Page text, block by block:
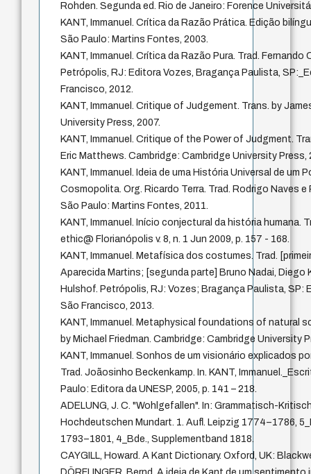
Rohden. Segunda ed. Rio de Janeiro: Forence
KANT, Immanuel. Crítica da Razão Prática. Edição
São Paulo: Martins Fontes, 2003.
KANT, Immanuel. Crítica da Razão Pura. Trad.
Petrópolis, RJ: Editora Vozes, Bragança Paulista,
Francisco, 2012.
KANT, Immanuel. Critique of Judgement. Trans. by
University Press, 2007.
KANT, Immanuel. Critique of the Power of Judgment.
Eric Matthews. Cambridge: Cambridge University Press,
KANT, Immanuel. Ideia de uma História Universal de um
Cosmopolita. Org. Ricardo Terra. Trad. Rodrigo Naves e
São Paulo: Martins Fontes, 2011.
KANT, Immanuel. Início conjectural da história humana.
ethic@ Florianópolis v. 8, n. 1 Jun 2009, p. 157 - 168.
KANT, Immanuel. Metafísica dos costumes. Trad.
Aparecida Martins; [segunda parte] Bruno Nadai, Diego
Hulshof. Petrópolis, RJ: Vozes; Bragança Paulista, SP:
São Francisco, 2013.
KANT, Immanuel. Metaphysical foundations of natural
by Michael Friedman. Cambridge: Cambridge University
KANT, Immanuel. Sonhos de um visionário explicados
Trad. Joãosinho Beckenkamp. In. KANT,
Paulo: Editora da UNESP, 2005, p. 141 – 218.
ADELUNG, J. C. "Wohlgefallen". In: Grammatisch-
Hochdeutschen Mundart. 1. Aufl. Leipzig 1774–1786,
1793–1801, 4_Bde., Supplementband 1818.
CAYGILL, Howard. A Kant Dictionary. Oxford, UK: